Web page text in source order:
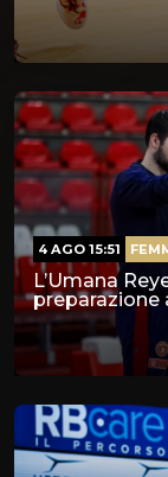
L’Umana
preparazione
4 AGO 15:51